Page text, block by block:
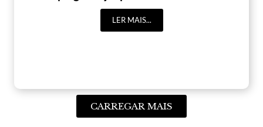
LER MAIS...
CARREGAR MAIS